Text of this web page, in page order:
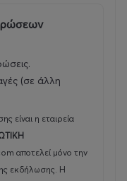
(σε άλλη
είναι η εταιρεία
αποτελεί μόνο την
εκδήλωσης. Η